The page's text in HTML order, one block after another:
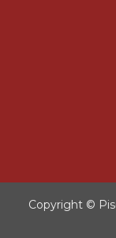
Copyright ©